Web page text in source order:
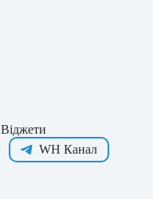
Віджети
WH Канал